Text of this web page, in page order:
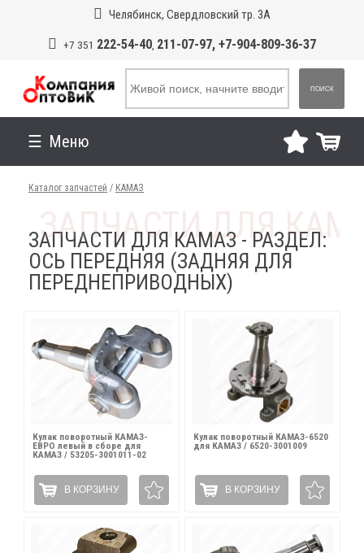
Челябинск, Свердловский тр. 3А
+7 351 222-54-40, 211-07-97, +7-904-809-36-37
ПОИСК
Меню
Каталог запчастей / КАМАЗ
ЗАПЧАСТИ ДЛЯ КАМАЗ - РАЗДЕЛ:
ОСЬ ПЕРЕДНЯЯ (ЗАДНЯЯ ДЛЯ
ПЕРЕДНЕПРИВОДНЫХ)
Кулак поворотный КАМАЗ-
ЕВРО левый в сборе для
КАМАЗ / 53205-3001011-02
В КОРЗИНУ
Кулак поворотный КАМАЗ-6520
для КАМАЗ / 6520-3001009
В КОРЗИНУ